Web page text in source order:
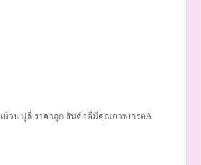
ม้วน มู่ลี่ ราคาถูก สินค้าดีมีคุณภาพเกรดA